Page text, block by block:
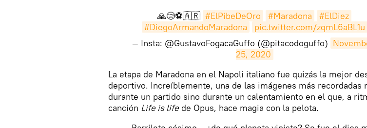
🙏😢⚽️🇦🇷 #ElPibeDeOro #Maradona
#ElDiez
#DiegoArmandoMaradona
pic.twitter.com/zqmL6aBL1u
— Insta: @GustavoFogacaGuffo (@pitacodoguffo)
25, 2020
La etapa de Maradona en el Napoli italiano fue quizás la mejor
deportivo. Increíblemente, una de las imágenes más recordadas
durante un partido sino durante un calentamiento en el que, a
canción Life is lifede Opus, hace magia con la pelota.